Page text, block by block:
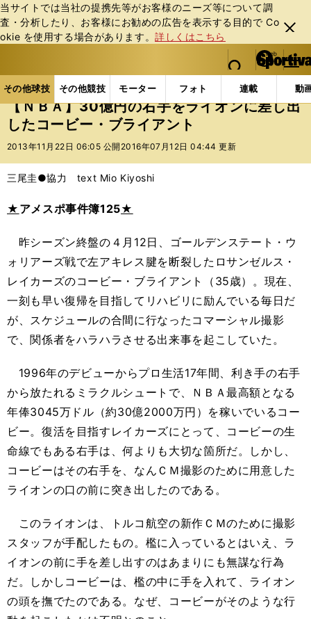
当サイトでは当社の提携先等がお客様のニーズ等について調
査・分析したり、お客様にお勧めの広告を表⽰する⽬的で Co
okie を使⽤する場合があります。詳しくはこちら
閉じ
る
web Sportiva (webスポルティーバ)
検索
マイペ
ー
ジ
メニュ
その他球技 その他競技 モーター フォト 連載 動
ス
ポ
ル
バ
その他球技の記事一覧 バスケットボール NBA
【ＮＢＡ】30億円の右手をライオンに差し出
したコービー・ブライアント
2013年11月22日 06:05 公開 2016年07月12日 04:44 更新
三尾圭●協力 text Mio Kiyoshi
★ アメスポ事件簿125★
昨シーズン終盤の４月12日、ゴールデンステート・ウ
ォリアーズ戦で左アキレス腱を断裂したロサンゼルス・
レイカーズのコービー・ブライアント（35歳）。現在、
一刻も早い復帰を目指してリハビリに励んでいる毎日だ
が、スケジュールの合間に行なったコマーシャル撮影
で、関係者をハラハラさせる出来事を起こしていた。
1996年のデビューからプロ生活17年間、利き手の右手
から放たれるミラクルシュートで、ＮＢＡ最高額となる
年俸3045万ドル（約30億2000万円）を稼いでいるコー
ビー。復活を目指すレイカーズにとって、コービーの生
命線でもある右手は、何よりも大切な箇所だ。しかし、
コービーはその右手を、なんＣＭ撮影のために用意した
ライオンの口の前に突き出したのである。
このライオンは、トルコ航空の新作ＣＭのために撮影
スタッフが手配したもの。檻に入っているとはいえ、ラ
イオンの前に手を差し出すのはあまりにも無謀な行為
だ。しかしコービーは、檻の中に手を入れて、ライオン
の頭を撫でたのである。なぜ、コービーがそのような行